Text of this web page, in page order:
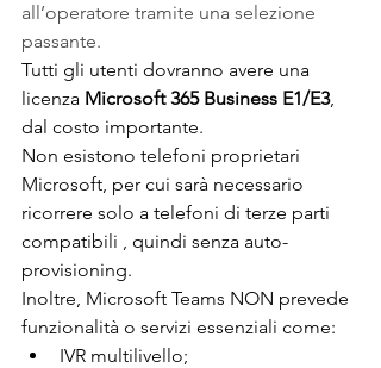
all’operatore tramite una selezione
passante.
Tutti gli utenti dovranno avere una
licenza Microsoft 365 Business E1/E3,
dal costo importante.
Non esistono telefoni proprietari
Microsoft, per cui sarà necessario
ricorrere solo a telefoni di terze parti
compatibili , quindi senza auto-
provisioning.
Inoltre, Microsoft Teams NON prevede
funzionalità o servizi essenziali come:
IVR multilivello;